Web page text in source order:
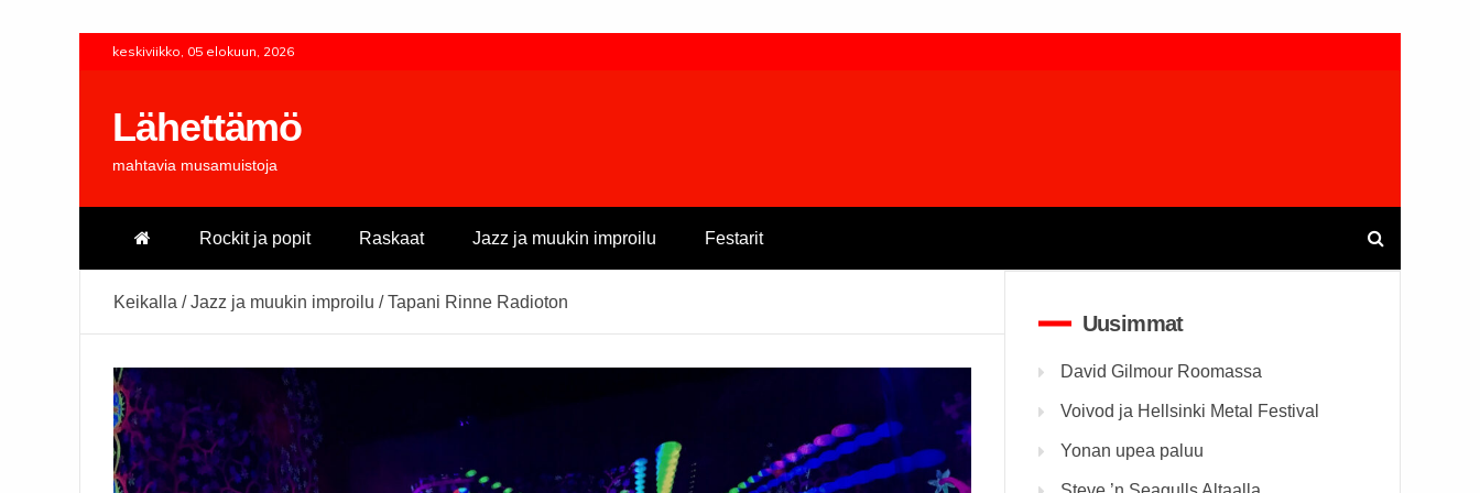
keskiviikko, 05 elokuun, 2026
Lähettämö
mahtavia musamuistoja
Rockit ja popit Raskaat Jazz ja muukin improilu Festarit
Keikalla /Jazz ja muukin improilu /Tapani Rinne Radioton
Uusimmat
David Gilmour Roomassa
Voivod ja Hellsinki Metal Festival
Yonan upea paluu